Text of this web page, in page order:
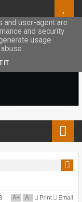
A+ A- Print Email
deliver its services
and user-agent are
and security
usage
IT